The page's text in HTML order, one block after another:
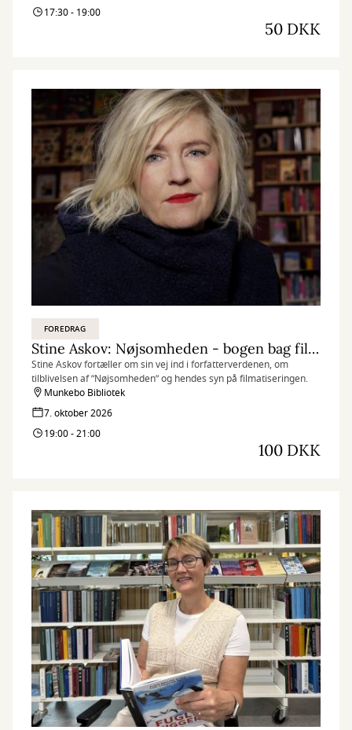
17:30 - 19:00
50 DKK
FOREDRAG
Stine Askov: Nøjsomheden - bogen bag filmatiseringen
Stine Askov fortæller om sin vej ind i forfatterverdenen, om
tilblivelsen af ”Nøjsomheden” og hendes syn på filmatiseringen.
Munkebo Bibliotek
7. oktober 2026
19:00 - 21:00
100 DKK